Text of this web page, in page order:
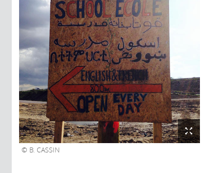
B. CASSIN